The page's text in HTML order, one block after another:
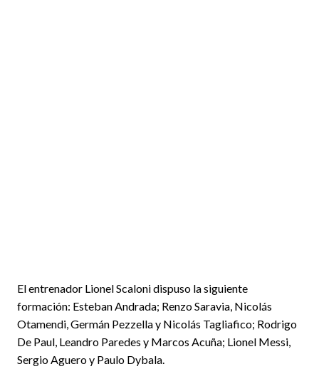
El entrenador Lionel Scaloni dispuso la siguiente
formación: Esteban Andrada; Renzo Saravia, Nicolás
Otamendi, Germán Pezzella y Nicolás Tagliafico; Rodrigo
De Paul, Leandro Paredes y Marcos Acuña; Lionel Messi,
Sergio Aguero y Paulo Dybala.